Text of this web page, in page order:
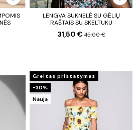
LENGVA SUKNELĖ SU GĖLIŲ
RAŠTAIS SU SKELTUKU
31,50 €45,00 €
Greitas pristatymas
−30%
Nauja